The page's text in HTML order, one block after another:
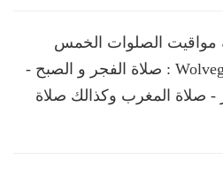
الصلوات الخمس
ومواعيد رفع الأذان في Wolvega : صلاة الفجر و الصبح -
- صلاة المغرب وكذالك صلاة